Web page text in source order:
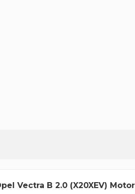
Vectra B 2.0 (X20XEV)